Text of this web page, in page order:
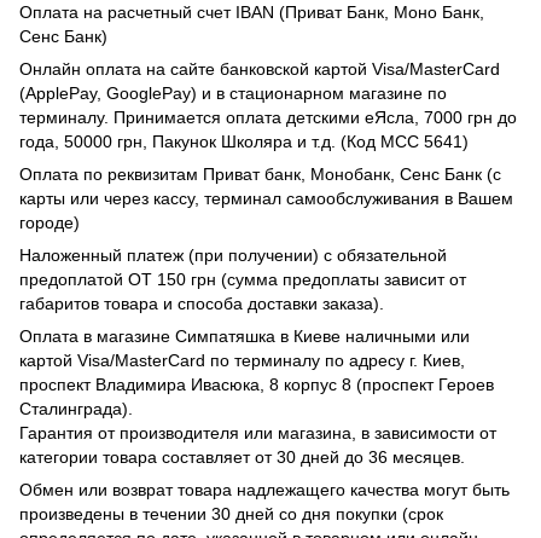
Оплата на расчетный счет IBAN (Приват Банк, Моно Банк,
Сенс Банк)
Онлайн оплата на сайте банковской картой Visa/MasterCard
(ApplePay, GooglePay) и в стационарном магазине по
терминалу. Принимается оплата детскими еЯсла, 7000 грн до
года, 50000 грн, Пакунок Школяра и т.д. (Код МСС 5641)
Оплата по реквизитам Приват банк, Монобанк, Сенс Банк (с
карты или через кассу, терминал самообслуживания в Вашем
городе)
Наложенный платеж (при получении) с обязательной
предоплатой ОТ 150 грн (сумма предоплаты зависит от
габаритов товара и способа доставки заказа).
Оплата в магазине Симпатяшка в Киеве наличными или
картой Visa/MasterCard по терминалу по адресу г. Киев,
проспект Владимира Ивасюка, 8 корпус 8 (проспект Героев
Сталинграда).
Гарантия от производителя или магазина, в зависимости от
категории товара составляет от 30 дней до 36 месяцев.
Обмен или возврат товара надлежащего качества могут быть
произведены в течении 30 дней со дня покупки (срок